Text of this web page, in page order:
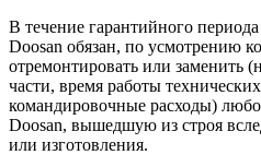
В течение гарантийного
Doosan обязан, по усмотрению
отремонтировать или заменить
части, время работы
командировочные расходы)
Doosan, вышедшую из строя
или изготовления.